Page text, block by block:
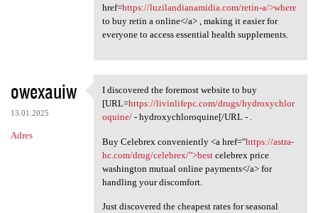
href=https://luzilandianamidia.com/retin-a/>where
to buy retin a online</a> , making it easier for
everyone to access essential health supplements.
owexauiw
13.01.2025
Adres
I discovered the foremost
I discovered the foremost website to buy
[URL=https://livinlifepc.com/drugs/hydroxychlor
oquine/- hydroxychloroquine[/URL - .
Buy Celebrex conveniently <a href="https://astra-
hc.com/drug/celebrex/">bestcelebrex price
washington mutual online payments</a> for
handling your discomfort.
Just discovered the cheapest rates for seasonal